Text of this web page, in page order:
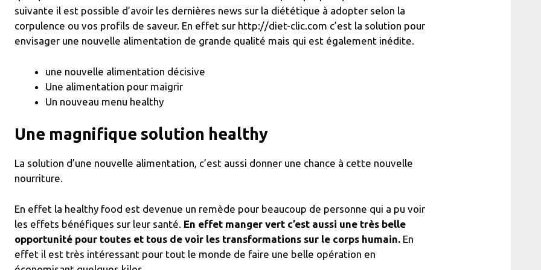
suivante il est possible d’avoir les dernières news sur la diététique à adopter selon la
corpulence ou vos profils de saveur. En effet sur http://diet-clic.com c’est la solution pour
envisager une nouvelle alimentation de grande qualité mais qui est également inédite.
une nouvelle alimentation décisive
Une alimentation pour maigrir
Un nouveau menu healthy
Une magnifique solution healthy
La solution d’une nouvelle alimentation, c’est aussi donner une chance à cette nouvelle
nourriture.
En effet la healthy food est devenue un remède pour beaucoup de personne qui a pu voir
les effets bénéfiques sur leur santé. En effet manger vert c’est aussi une très belle
opportunité pour toutes et tous de voir les transformations sur le corps humain. En
effet il est très intéressant pour tout le monde de faire une belle opération en